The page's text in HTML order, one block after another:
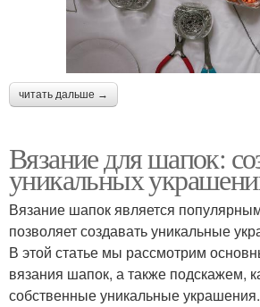
читать дальше →
Вязание для шапок:
уникальных
Вязание шапок является
позволяет создавать уникальные
В этой статье мы рассмотрим
вязания шапок, а также подскажем,
собственные уникальные украшения.